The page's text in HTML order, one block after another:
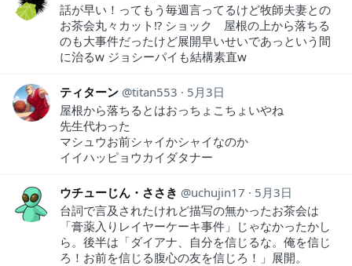
話が早い！ってもう毎週言ってるけど牧師夫妻との
お茶会丸々カット⁉︎ ショック 屋根の上から落ちる
のも大事件だったけど展開早いせいであっという間
に治るw ジョシーパイも結構素直w
ティターン titan553
5月3日
屋根から落ちるとはおっちょこちょいやね
先生代わった
マシュウお前シャイかシャイなのか
イイハッピョウカイダタナー
ウチューじん・ささき uchujin17
5月3日
台詞で言及されたけれど描写の無かったお茶会は
「膏薬入りレイヤーケーキ事件」じゃなかったかし
ら。後半は「ダイアナ、自分を信じるな。俺を信じ
ろ！お前を信じる腹心の友を信じろ！」展開。